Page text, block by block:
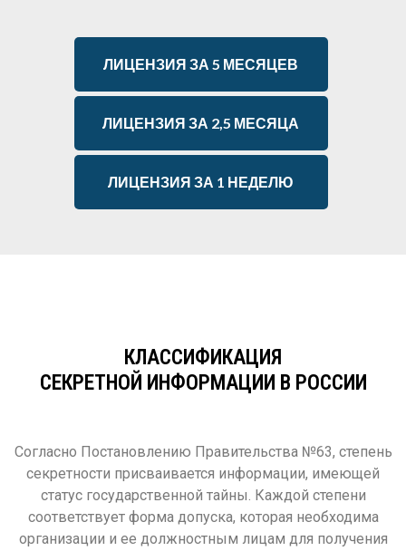
ЛИЦЕНЗИЯ ЗА 5 МЕСЯЦЕВ
ЛИЦЕНЗИЯ ЗА 2,5 МЕСЯЦА
ЛИЦЕНЗИЯ ЗА 1 НЕДЕЛЮ
КЛАССИФИКАЦИЯ
СЕКРЕТНОЙ ИНФОРМАЦИИ В РОССИИ
Согласно Постановлению Правительства №63, степень
секретности присваивается информации, имеющей
статус государственной тайны. Каждой степени
соответствует форма допуска, которая необходима
организации и ее должностным лицам для получения